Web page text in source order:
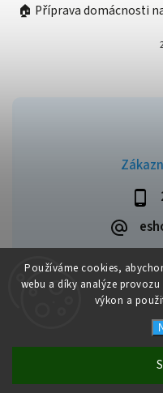
Používáme cookies,
webu a díky analýze
výkon a
Dopravné zdarma
🏠 Příprava domácnosti
Copyright 2026
Vytvořil